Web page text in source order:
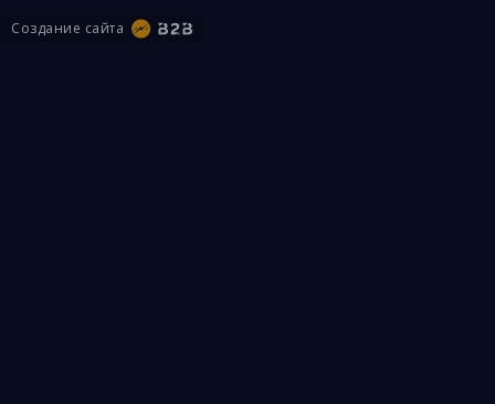
Создание сайта